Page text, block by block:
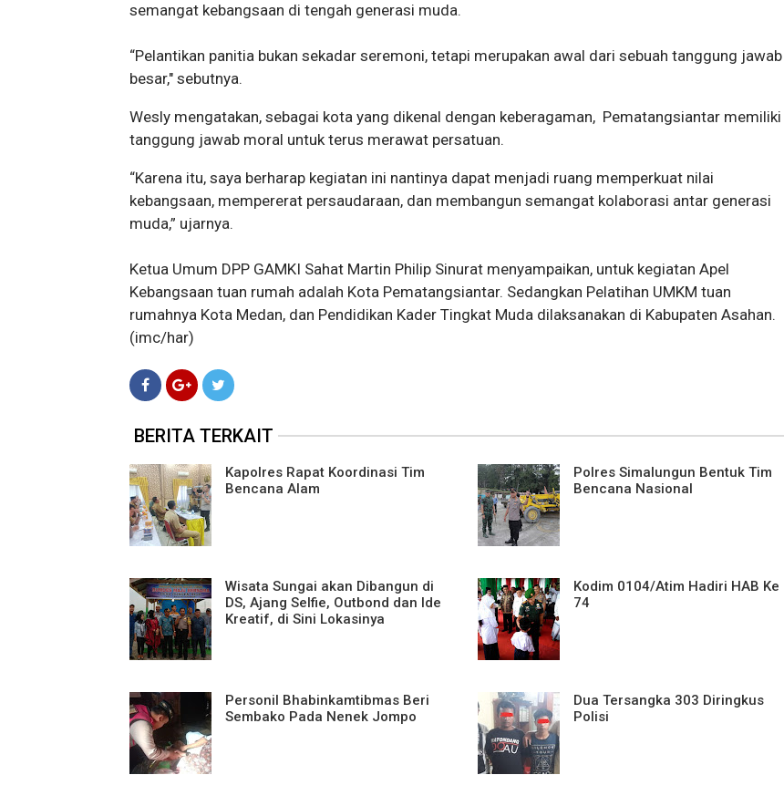
semangat kebangsaan di tengah generasi muda.
“Pelantikan panitia bukan sekadar seremoni, tetapi merupakan awal dari sebuah tanggung jawab
besar," sebutnya.
Wesly mengatakan, sebagai kota yang dikenal dengan keberagaman, Pematangsiantar memiliki
tanggung jawab moral untuk terus merawat persatuan.
“Karena itu, saya berharap kegiatan ini nantinya dapat menjadi ruang memperkuat nilai
kebangsaan, mempererat persaudaraan, dan membangun semangat kolaborasi antar generasi
muda,” ujarnya.
Ketua Umum DPP GAMKI Sahat Martin Philip Sinurat menyampaikan, untuk kegiatan Apel
Kebangsaan tuan rumah adalah Kota Pematangsiantar. Sedangkan Pelatihan UMKM tuan
rumahnya Kota Medan, dan Pendidikan Kader Tingkat Muda dilaksanakan di Kabupaten Asahan.
(imc/har)
BERITA TERKAIT
Kapolres Rapat Koordinasi Tim
Bencana Alam
Polres Simalungun Bentuk Tim
Bencana Nasional
Wisata Sungai akan Dibangun di
DS, Ajang Selfie, Outbond dan Ide
Kreatif, di Sini Lokasinya
Kodim 0104/Atim Hadiri HAB Ke
74
Personil Bhabinkamtibmas Beri
Sembako Pada Nenek Jompo
Dua Tersangka 303 Diringkus
Polisi